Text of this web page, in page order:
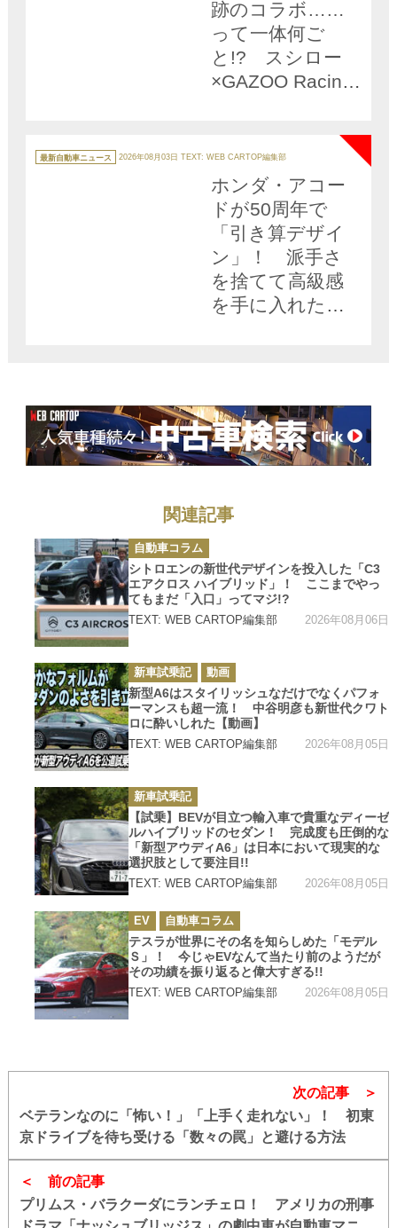
跡のコラボ……
って一体何ご
と!? スシロー
×GAZOO Racing
が激熱すぎる!!
カ
テ
ゴ
最新自動車ニュース 2026年08月03日 TEXT: WEB CARTOP編集部
ホンダ・アコー
ドが50周年で
「引き算デザイ
ン」！ 派手さ
を捨てて高級感
を手に入れた一
関連記事
カ
テ
ゴ
リ
ー
自動車コラム
シトロエンの新世代デザインを投入した「C3
エアクロス ハイブリッド」！ ここまでやっ
てもまだ「入口」ってマジ!?
TEXT: WEB CARTOP編集部 2026年08月06日
カ
テ
ゴ
リ
ー
新車試乗記 動画
新型A6はスタイリッシュなだけでなくパフォ
ーマンスも超一流！ 中谷明彦も新世代クワト
ロに酔いしれた【動画】
TEXT: WEB CARTOP編集部 2026年08月05日
カ
テ
ゴ
リ
ー
新車試乗記
【試乗】BEVが目立つ輸入車で貴重なディーゼ
ルハイブリッドのセダン！ 完成度も圧倒的な
「新型アウディA6」は日本において現実的な
選択肢として要注目!!
TEXT: WEB CARTOP編集部 2026年08月05日
カ
テ
ゴ
リ
ー
EV 自動車コラム
テスラが世界にその名を知らしめた「モデル
Ｓ」！ 今じゃEVなんて当たり前のようだが
その功績を振り返ると偉大すぎる!!
TEXT: WEB CARTOP編集部 2026年08月05日
前の記事
プリムス・バラクーダにランチェロ！ アメリカの刑事
次の記事
ベテランなのに「怖い！」「上手く走れない」！ 初東
京ドライブを待ち受ける「数々の罠」と避ける方法